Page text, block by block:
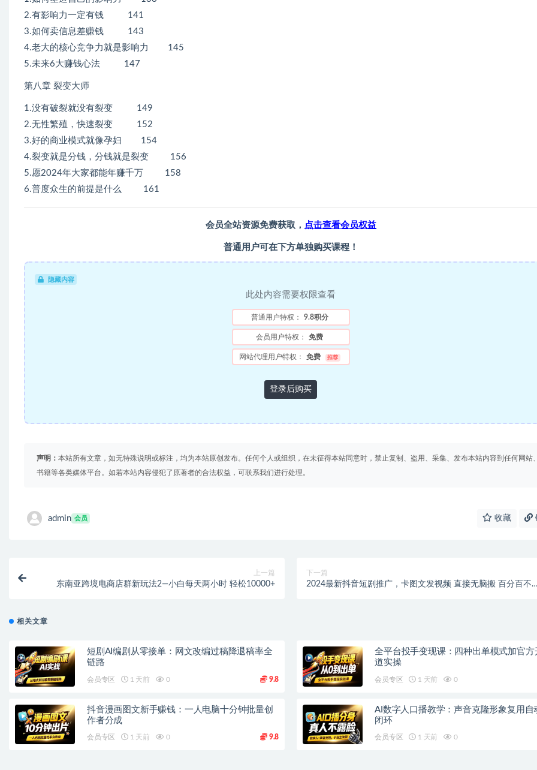
2.有影响力一定有钱 141
3.如何卖信息差赚钱 143
4.老大的核心竞争力就是影响力 145
5.未来6大赚钱心法 147
第八章 裂变大师
1.没有破裂就没有裂变 149
2.无性繁殖，快速裂变 152
3.好的商业模式就像孕妇 154
4.裂变就是分钱，分钱就是裂变 156
5.愿2024年大家都能年赚千万 158
6.普度众生的前提是什么 161
会员全站资源免费获取， 点击查看会员权益
普通用户可在下方单独购买课程！
隐藏内容
此处内容需要权限查看
普通用户特权： 9.8积分
会员用户特权： 免费
网站代理用户特权： 免费 推荐
登录后购买
声明： 本站所有文章，如无特殊说明或标注，均为本站原创发布。任何个人或组织，在未征得本站同意时，禁止复制、盗用、采集、发布本站内容到任何网站
书籍等各类媒体平台。如若本站内容侵犯了原著者的合法权益，可联系我们进行处理。
admin 会员 收藏
上一篇
东南亚跨境电商店群新玩法2—小白每天两小时 轻松10000+
下一篇
2024最新抖音短剧推广，卡图文发视频 直接无脑搬 百分百不
相关文章
短剧AI编剧从零接单：网文改编过稿降退稿率全
链路
会员专区 1 天前 0 9.8
全平台投手变现课：四种出单模式加官方
道实操
会员专区 1 天前 0
抖音漫画图文新手赚钱：一人电脑十分钟批量创
作者分成
会员专区 1 天前 0 9.8
AI数字人口播教学：声音克隆形象复用自
闭环
会员专区 1 天前 0